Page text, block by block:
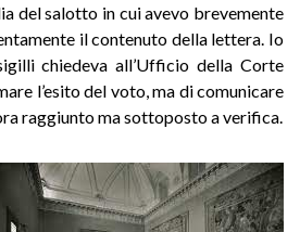
del salotto in cui avevo brevemente
il contenuto della lettera. Io
chiedeva all’Ufficio della Corte
l’esito del voto, ma di comunicare
raggiunto ma sottoposto a verifica.